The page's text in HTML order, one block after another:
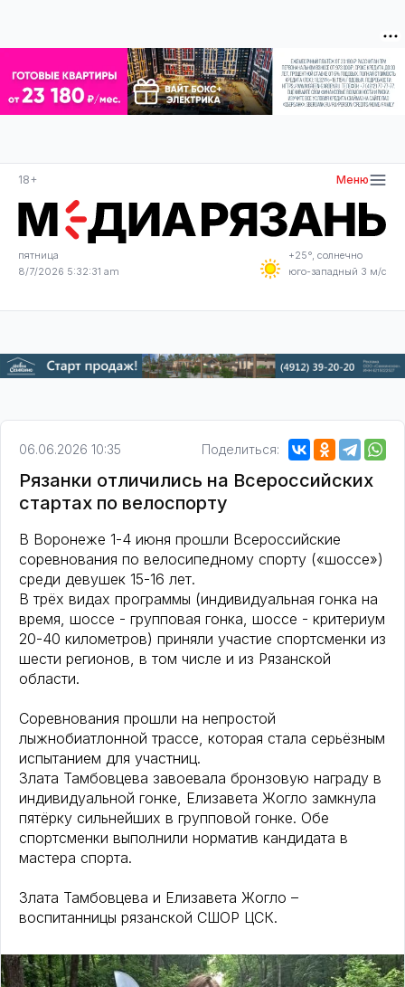
18+ Меню
пятница
8/7/2026 5:32:32 am
+25°, солнечно
юго-западный 3 м/с
06.06.2026 10:35 Поделиться:
Рязанки отличились на Всероссийских
стартах по велоспорту
В Воронеже 1-4 июня прошли Всероссийские
соревнования по велосипедному спорту («шоссе»)
среди девушек 15-16 лет.
В трёх видах программы (индивидуальная гонка на
время, шоссе - групповая гонка, шоссе - критериум
20-40 километров) приняли участие спортсменки из
шести регионов, в том числе и из Рязанской
области.
Соревнования прошли на непростой
лыжнобиатлонной трассе, которая стала серьёзным
испытанием для участниц.
Злата Тамбовцева завоевала бронзовую награду в
индивидуальной гонке, Елизавета Жогло замкнула
пятёрку сильнейших в групповой гонке. Обе
спортсменки выполнили норматив кандидата в
мастера спорта.
Злата Тамбовцева и Елизавета Жогло –
воспитанницы рязанской СШОР ЦСК.